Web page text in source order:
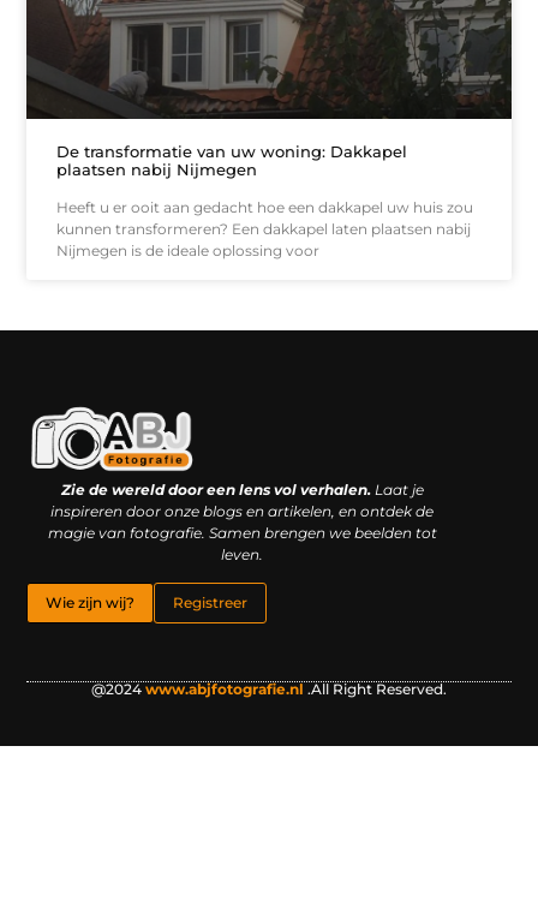
De transformatie van uw woning: Dakkapel
plaatsen nabij Nijmegen
Heeft u er ooit aan gedacht hoe een dakkapel uw huis zou
kunnen transformeren? Een dakkapel laten plaatsen nabij
Nijmegen is de ideale oplossing voor
Zie de wereld door een lens vol verhalen.Laat je
inspireren door onze blogs en artikelen, en ontdek de
magie van fotografie. Samen brengen we beelden tot
leven.
Wie zijn wij? Registreer
@2024 www.abjfotografie.nl .All Right Reserved.